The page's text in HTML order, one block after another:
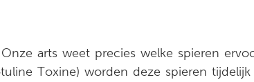
arts weet precies welke spieren
Toxine) worden deze spieren